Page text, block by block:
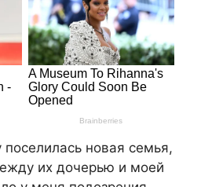
поселилась новая семья,
их дочерью и моей